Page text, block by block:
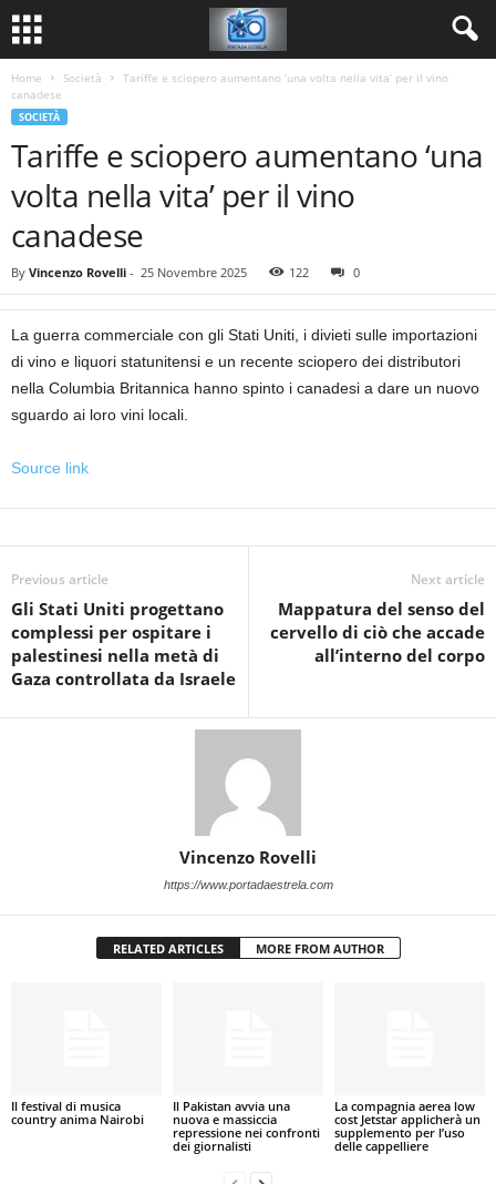
Home Società
Tariffe e sciopero aumentano ‘una volta nella vita’ per il vino
canadese
SOCIETÀ
Tariffe e sciopero aumentano ‘una
volta nella vita’ per il vino
canadese
By Vincenzo Rovelli - 25 Novembre 2025 122 0
La guerra commerciale con gli Stati Uniti, i divieti sulle importazioni
di vino e liquori statunitensi e un recente sciopero dei distributori
nella Columbia Britannica hanno spinto i canadesi a dare un nuovo
sguardo ai loro vini locali.
Source link
Previous article
Gli Stati Uniti progettano
complessi per ospitare i
palestinesi nella metà di
Gaza controllata da Israele
Next article
Mappatura del senso del
cervello di ciò che accade
all’interno del corpo
Vincenzo Rovelli
https://www.portadaestrela.com
RELATED ARTICLES MORE FROM AUTHOR
Il festival di musica
country anima Nairobi
Il Pakistan avvia una
nuova e massiccia
repressione nei confronti
dei giornalisti
La compagnia aerea low
cost Jetstar applicherà un
supplemento per l’uso
delle cappelliere